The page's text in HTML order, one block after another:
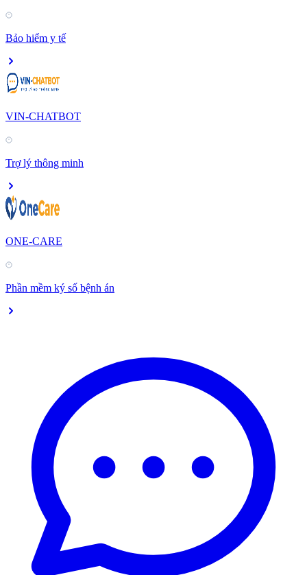
Bảo hiểm y tế
VIN-CHATBOT
Trợ lý thông minh
ONE-CARE
Phần mềm ký số bệnh án